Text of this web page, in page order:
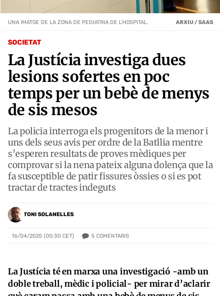
SOCIETAT
La Justícia investiga dues
lesions sofertes en poc
temps per un bebè de menys
de sis mesos
La policia interroga els progenitors de la menor i
uns dels seus avis per ordre de la Batllia mentre
s’esperen resultats de proves mèdiques per
comprovar si la nena pateix alguna dolença que la
fa susceptible de patir fissures òssies o si es pot
tractar de tractes indeguts
TONI SOLANELLES
16/04/2025 (00:30 CET) 5 COMENTARIS
UNA IMATGE DE LA ZONA DE PEDIATRIA DE L'HOSPITAL. ARXIU / SAAS
La Justícia té en marxa una investigació -amb un
doble treball, mèdic i policial- per mirar d’aclarir